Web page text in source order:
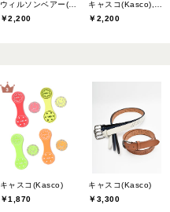
ウィルソンベアー(willson bear)
￥2,200
キャスコ(Kasco),ウィルソンベアー(willson bear)
￥2,200
キャスコ(Kasco)
￥1,870
キャスコ(Kasco)
￥3,300